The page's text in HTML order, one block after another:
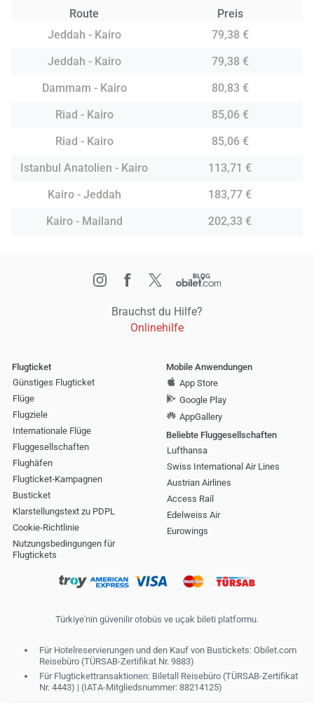
Route
Preis
Jeddah - Kairo
79,38 €
Jeddah - Kairo
79,38 €
Dammam - Kairo
80,83 €
Riad - Kairo
85,06 €
Riad - Kairo
85,06 €
Istanbul Anatolien - Kairo
113,71 €
Kairo - Jeddah
183,77 €
Kairo - Mailand
202,33 €
Brauchst du Hilfe?
Onlinehilfe
Flugticket
Günstiges Flugticket
Flüge
Flugziele
Internationale Flüge
Fluggesellschaften
Flughäfen
Flugticket-Kampagnen
Busticket
Klarstellungstext zu PDPL
Cookie-Richtlinie
Nutzungsbedingungen für
Flugtickets
Mobile Anwendungen
App Store
Google Play
AppGallery
Beliebte Fluggesellschaften
Lufthansa
Swiss International Air Lines
Austrian Airlines
Access Rail
Edelweiss Air
Eurowings
Türkiye'nin güvenilir otobüs ve uçak bileti platformu.
Für Hotelreservierungen und den Kauf von Bustickets: Obilet.com
Reisebüro (TÜRSAB-Zertifikat Nr. 9883)
Für Flugtickettransaktionen: Biletall Reisebüro (TÜRSAB-Zertifikat
Nr. 4443) | (IATA-Mitgliedsnummer: 88214125)